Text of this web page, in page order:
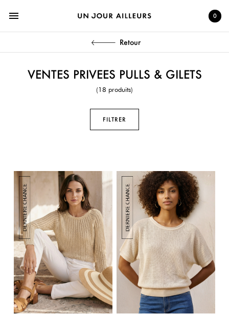
menu 0
Retour
VENTES PRIVEES PULLS & GILETS
(18 produits)
FILTRER